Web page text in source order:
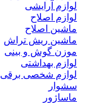
لوازم آرایشی
لوازم اصلاح
ماشین اصلاح
ماشین ریش تراش
موزن گوش و بینی
لوازم بهداشتی
لوازم شخصی برقی
سشوار
ماساژور